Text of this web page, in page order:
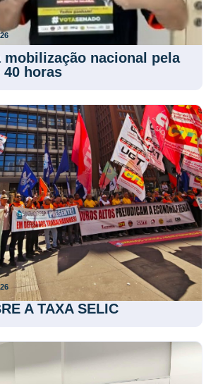
mobilização nacional pela
40 horas
A TAXA SELIC